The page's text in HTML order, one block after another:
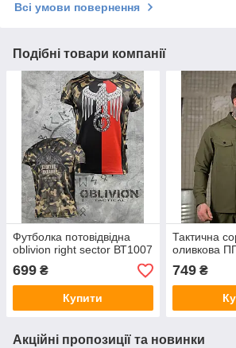
Всі умови повернення
Подібні товари компанії
Футболка потовідвідна
oblivion right sector ВТ1007
699 ₴
Купити
Тактична
оливкова
749₴
Акційні пропозиції та новинки